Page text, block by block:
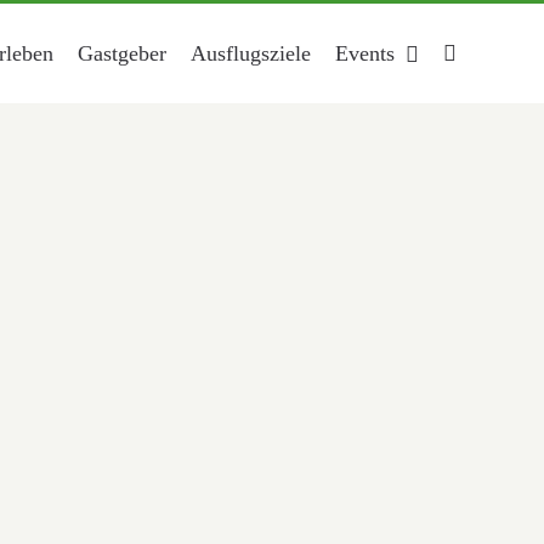
Gastgeber Ausflugsziele Events